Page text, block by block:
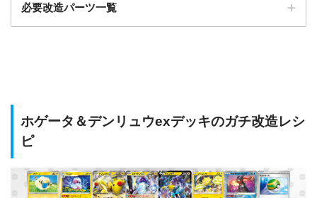
必要改造パーツ一覧
モココ 3枚
ミライドンex 1枚
ホゲータ＆デンリュウexデッキのガチ改造レシ
ピ